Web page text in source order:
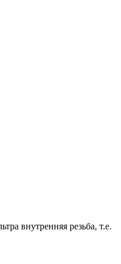
внутренняя резьба, т.е.